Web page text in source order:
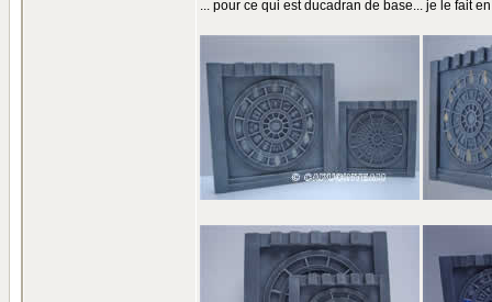
... pour ce qui est ducadran de base... je le fait